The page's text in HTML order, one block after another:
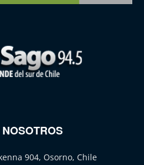
904, Osorno, Chile